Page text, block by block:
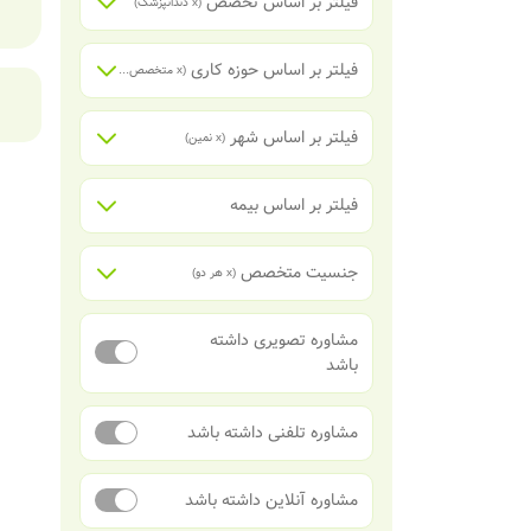
فیلتر بر اساس حوزه کاری (x متخصص ارتودنسی
فیلتر بر اساس شهر (x نمین)
فیلتر بر اساس بیمه
جنسیت متخصص (x هر دو)
مشاوره تصویری داشته
باشد
مشاوره تلفنی داشته باشد
مشاوره آنلاین داشته باشد